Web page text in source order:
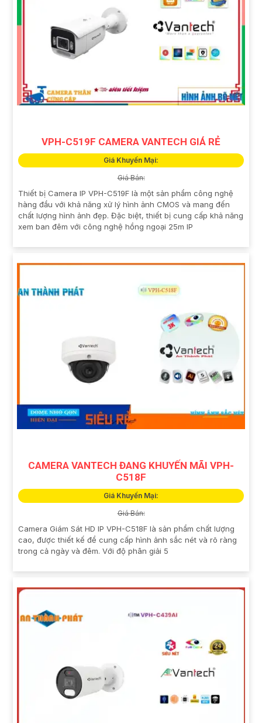
VPH-C519F CAMERA VANTECH GIÁ RẺ
Giá Khuyến Mại:
Giá Bán:
Thiết bị Camera IP VPH-C519F là một sản phẩm công nghệ
hàng đầu với khả năng xử lý hình ảnh CMOS và mang đến
chất lượng hình ảnh đẹp. Đặc biệt, thiết bị cung cấp khả năng
xem ban đêm với công nghệ hồng ngoại 25m IP
CAMERA VANTECH ĐANG KHUYẾN MÃI VPH-
C518F
Giá Khuyến Mại:
Giá Bán:
Camera Giám Sát HD IP VPH-C518F là sản phẩm chất lượng
cao, được thiết kế để cung cấp hình ảnh sắc nét và rõ ràng
trong cả ngày và đêm. Với độ phân giải 5